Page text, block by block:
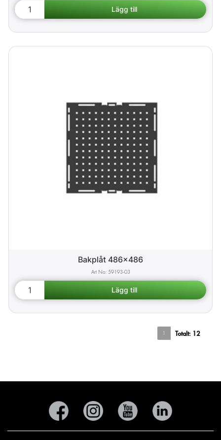
Bakplåt 486x486
59193-03
1 Totalt: 12